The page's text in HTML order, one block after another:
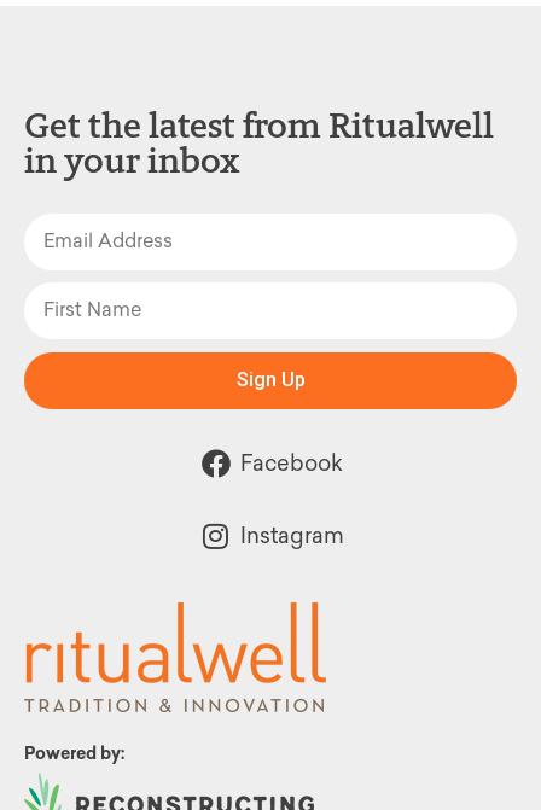
Powered by:
Get the latest from Ritualwell
in your inbox
Sign Up
Facebook
Instagram